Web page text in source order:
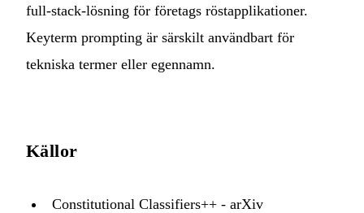
full-stack-lösning för företags röstapplikationer.
Keyterm prompting är särskilt användbart för
tekniska termer eller egennamn.
Källor
Constitutional Classifiers++ - arXiv